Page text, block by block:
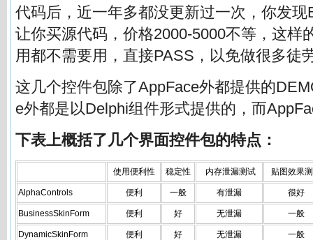
代码后，近一年多都没更新过一次，你发
让你买源代码，价格2000-5000不等，这样
用都不需要用，直接PASS，以免做很多徒
这几个控件包除了AppFace外都提供的
e外都是以Delphi组件形式提供的，而
下表上概括了几个界面控件包的特点：
使用便利性 稳定性 内存泄漏测试 贴图效果
AlphaControls 便利 一般 有泄漏 很好
BusinessSkinForm 便利 好 无泄漏 一般
DynamicSkinForm 便利 好 无泄漏 一般